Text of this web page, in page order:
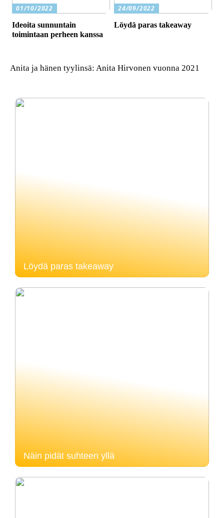
01/10/2022
Ideoita sunnuntain
toimintaan perheen kanssa
24/09/2022
Löydä paras takeaway
Anita ja hänen tyylinsä: Anita Hirvonen vuonna 2021
Löydä paras takeaway
Näin pidät suhteen yllä